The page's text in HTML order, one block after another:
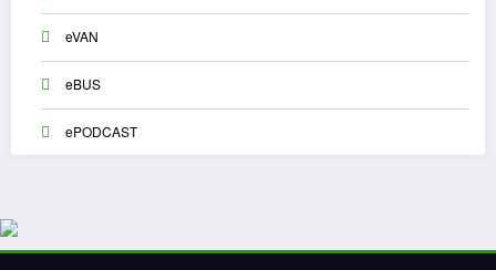
eVAN
eBUS
ePODCAST